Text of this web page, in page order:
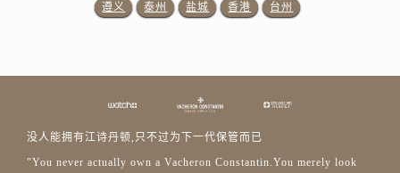
山东省淄博市张店区金晶大道江诗丹顿售后服务中心（需提前预约）
遵义 泰州 盐城 香港 台州
没人能拥有江诗丹顿,只不过为下一代保管而已
"You never actually own a Vacheron Constantin.You merely look